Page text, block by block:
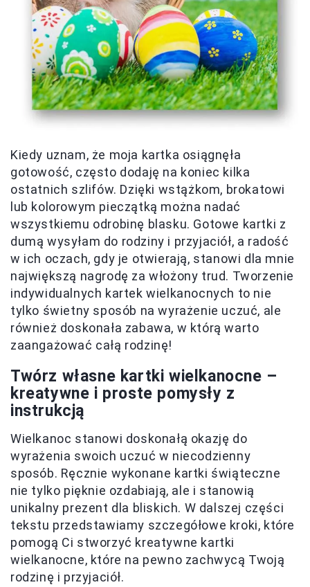
Kiedy uznam, że moja kartka osiągnęła
gotowość, często dodaję na koniec kilka
ostatnich szlifów. Dzięki wstążkom, brokatowi
lub kolorowym pieczątką można nadać
wszystkiemu odrobinę blasku. Gotowe kartki z
dumą wysyłam do rodziny i przyjaciół, a radość
w ich oczach, gdy je otwierają, stanowi dla mnie
największą nagrodę za włożony trud. Tworzenie
indywidualnych kartek wielkanocnych to nie
tylko świetny sposób na wyrażenie uczuć, ale
również doskonała zabawa, w którą warto
zaangażować całą rodzinę!
Twórz własne kartki wielkanocne –
kreatywne i proste pomysły z
instrukcją
Wielkanoc stanowi doskonałą okazję do
wyrażenia swoich uczuć w niecodzienny
sposób. Ręcznie wykonane kartki świąteczne
nie tylko pięknie ozdabiają, ale i stanowią
unikalny prezent dla bliskich. W dalszej części
tekstu przedstawiamy szczegółowe kroki, które
pomogą Ci stworzyć kreatywne kartki
wielkanocne, które na pewno zachwycą Twoją
rodzinę i przyjaciół.